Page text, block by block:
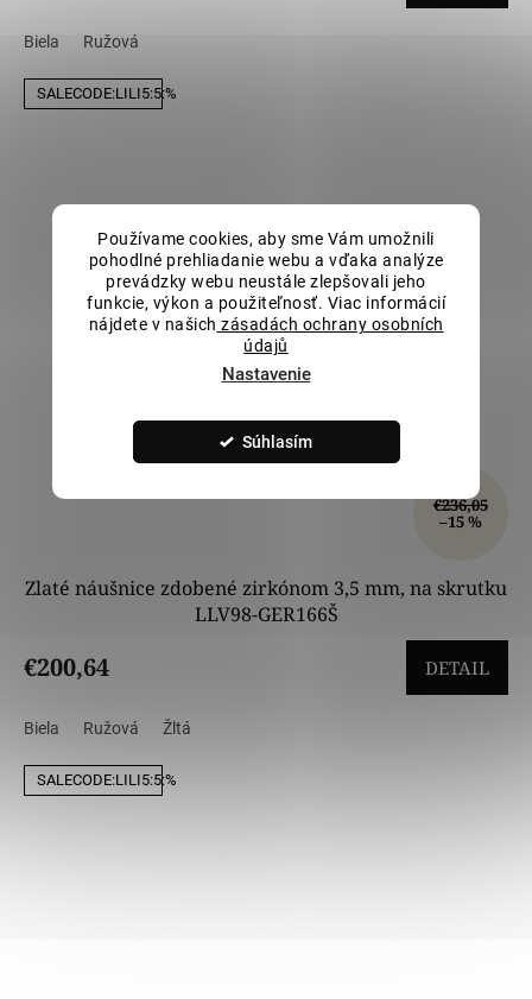
Používame cookies, aby sme Vám umožnili
pohodlné prehliadanie webu a vďaka analýze
prevádzky webu neustále zlepšovali jeho
funkcie, výkon a použiteľnosť. Viac informácií
nájdete v našich zásadách ochrany osobních
údajů
Nastavenie
Súhlasím
Biela Ružová
SALECODE:LILI5:5:%
€236,05
–15 %
Zlaté náušnice zdobené zirkónom 3,5 mm, na skrutku
LLV98-GER166Š
€200,64 DETAIL
Biela Ružová Žltá
SALECODE:LILI5:5:%